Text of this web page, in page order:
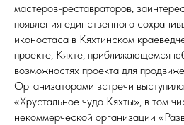
мастеров-реставраторов,
появления единственного
иконостаса в Кяхтинском
проекте, Кяхте, приближающемся
возможностях проекта для
Организаторами встречи
«Хрустальное чудо Кяхты», в том
некоммерческой организации